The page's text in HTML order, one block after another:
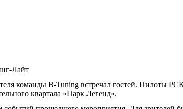
Лайт
команды B-Tuning встречал гостей. Пилоты
квартала «Парк Легенд».